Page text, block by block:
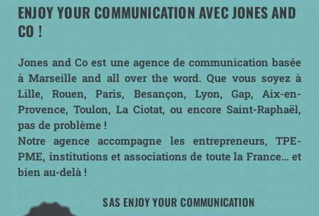
ENJOY YOUR COMMUNICATION AVEC JONES AND
CO !
Jones and Co est une agence de communication basée
à Marseille and all over the word. Que vous soyez à
Lille, Rouen, Paris, Besançon, Lyon, Gap, Aix-en-
Provence, Toulon, La Ciotat, ou encore Saint-Raphaël,
pas de problème !
Notre agence accompagne les entrepreneurs, TPE-
PME, institutions et associations de toute la France… et
bien au-delà !
SAS ENJOY YOUR COMMUNICATION